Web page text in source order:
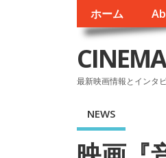
ホーム
最新映画情報とインタ
NEWS